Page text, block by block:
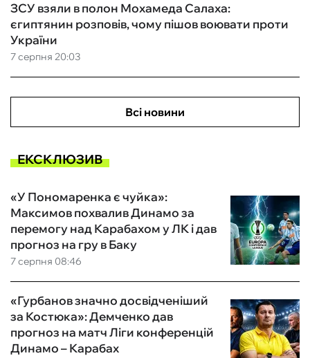
7 серпня 20:03
ЗСУ взяли в полон Мохамеда Салаха:
єгиптянин розповів, чому пішов воювати проти
України
Всі новини
ЕКСКЛЮЗИВ
7 серпня 08:46
«У Пономаренка є чуйка»:
Максимов похвалив Динамо за
перемогу над Карабахом у ЛК і дав
прогноз на гру в Баку
«Гурбанов значно досвідченіший
за Костюка»: Демченко дав
прогноз на матч Ліги конференцій
Динамо – Карабах